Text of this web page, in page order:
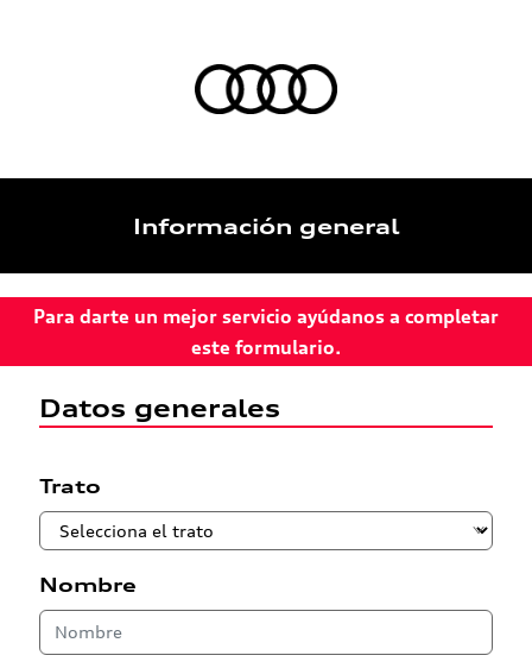
Información general
Para darte un mejor servicio ayúdanos a completar
este formulario.
Datos generales
Trato
Nombre